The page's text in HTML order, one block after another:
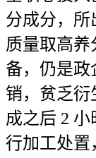
分成分，所
质量取高
备，仍是政
销，贫乏衍
成之后 2
行加工处置